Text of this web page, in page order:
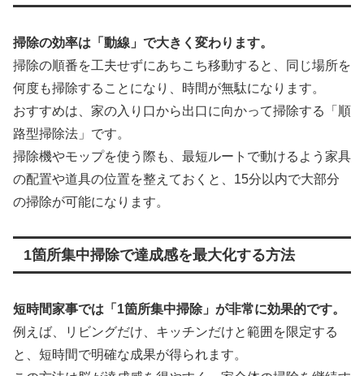
掃除の効率は「動線」で大きく変わります。
掃除の順番を工夫せずにあちこち移動すると、同じ場所を
何度も掃除することになり、時間が無駄になります。
おすすめは、家の入り口から出口に向かって掃除する「順
路型掃除法」です。
掃除機やモップを使う際も、最短ルートで動けるよう家具
の配置や道具の位置を整えておくと、15分以内で大部分
の掃除が可能になります。
1箇所集中掃除で達成感を最大化する方法
短時間家事では「1箇所集中掃除」が非常に効果的です。
例えば、リビングだけ、キッチンだけと範囲を限定する
と、短時間で明確な成果が得られます。